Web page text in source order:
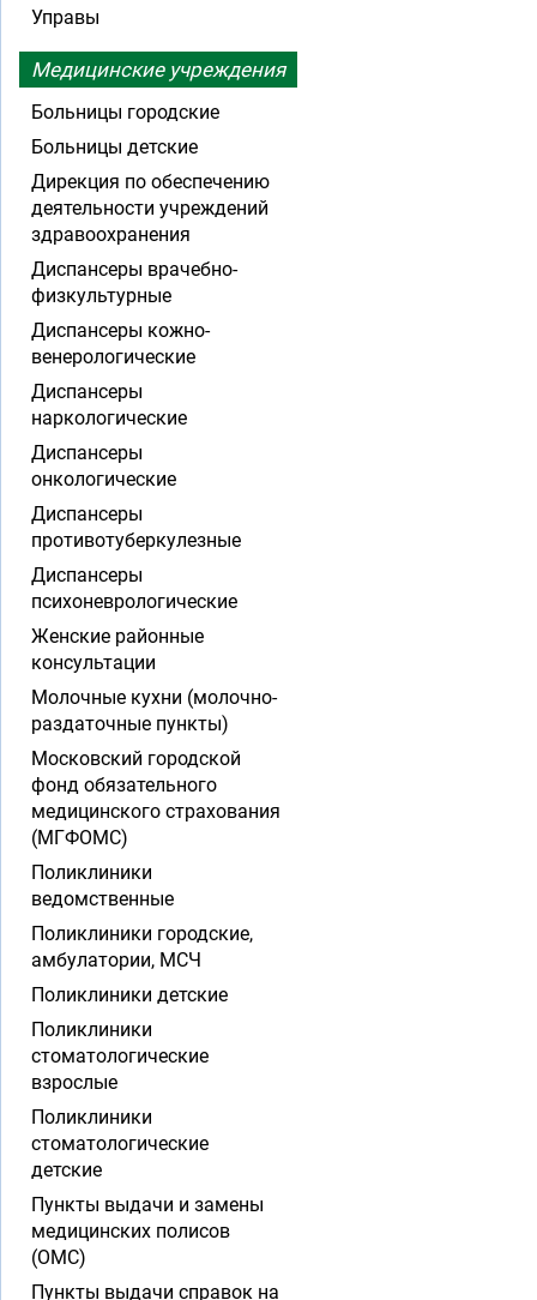
Управы
Медицинские учреждения
Больницы городские
Больницы детские
Дирекция по обеспечению
деятельности учреждений
здравоохранения
Диспансеры врачебно-
физкультурные
Диспансеры кожно-
венерологические
Диспансеры
наркологические
Диспансеры
онкологические
Диспансеры
противотуберкулезные
Диспансеры
психоневрологические
Женские районные
консультации
Молочные кухни (молочно-
раздаточные пункты)
Московский городской
фонд обязательного
медицинского страхования
(МГФОМС)
Поликлиники
ведомственные
Поликлиники городские,
амбулатории, МСЧ
Поликлиники детские
Поликлиники
стоматологические
взрослые
Поликлиники
стоматологические
детские
Пункты выдачи и замены
медицинских полисов
(ОМС)
Пункты выдачи справок на